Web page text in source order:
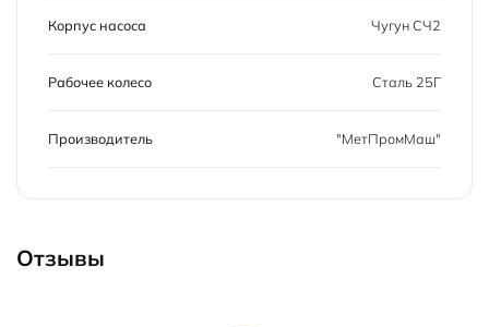
Корпус насоса Чугун СЧ2
Рабочее колесо Сталь 25Г
Производитель "МетПромМаш"
Отзывы